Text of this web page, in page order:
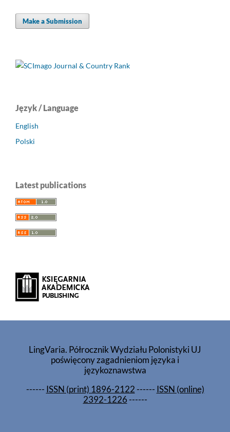
Make a Submission
Język / Language
English
Polski
Latest publications
LingVaria. Półrocznik Wydziału Polonistyki UJ
poświęcony zagadnieniom języka i
językoznawstwa
------ ISSN (print) 1896-2122------ ISSN (online)
2392-1226------